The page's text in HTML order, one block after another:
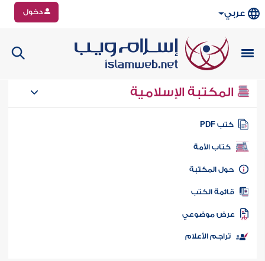
عربي دخول
المكتبة الإسلامية
كتب PDF
كتاب الأمة
المكتبة
الكتب
موضوعي